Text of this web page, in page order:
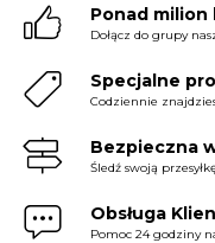
Ponad
Dołącz do grupy
Specjalne
Codziennie
Bezpieczna
Śledź swoją
Obsługa
Pomoc 24 godziny